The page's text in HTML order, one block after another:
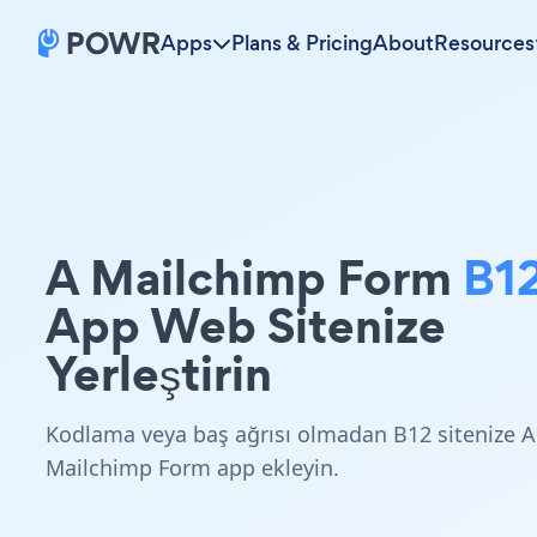
Apps Plans & PricingAboutResources
A Mailchimp Form
App Web Sitenize
Yerleştirin
Kodlama veya baş ağrısı olmadan B12 sitenize A
Mailchimp Form app ekleyin.